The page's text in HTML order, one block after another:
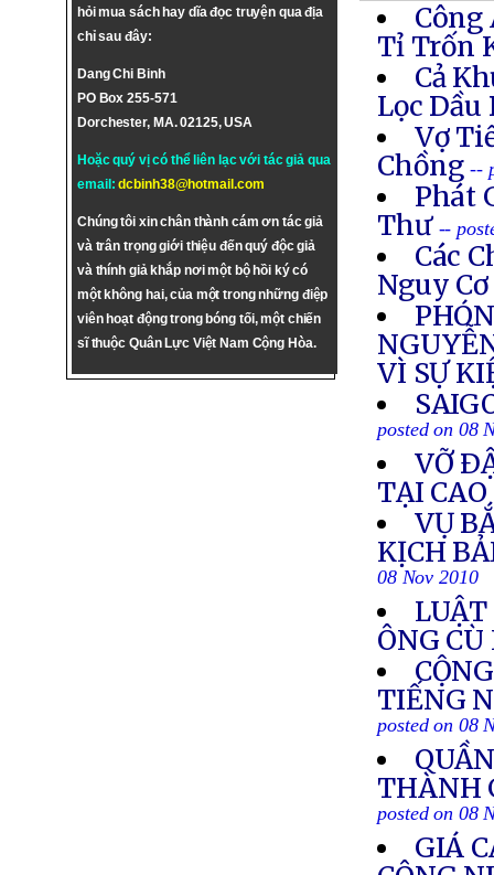
hỏi mua sách hay dĩa đọc truyện qua địa
chỉ sau đây:
Dang Chi Binh
PO Box 255-571
Dorchester, MA. 02125, USA
Hoặc quý vị có thể liên lạc với tác giả qua
email:dcbinh38@hotmail.com
Chúng tôi xin chân thành cám ơn tác giả
và trân trọng giới thiệu đến quý độc giả
và thính giả khắp nơi một bộ hồi ký có
một không hai, của một trong những điệp
viên hoạt động trong bóng tối, một chiến
sĩ thuộc Quân Lực Việt Nam Cộng Hòa.
Công
Tỉ Trốn
Cả
Lọc Dầu
Vợ
Chồng --
Phát
Thư --
Các
Nguy
VÌ SỰ
posted on 08
VỠ
TẠI
VỤ
KỊCH
08 Nov 2010
ÔNG
TIẾNG
posted on 08
THÀNH
posted on 08
GIÁ